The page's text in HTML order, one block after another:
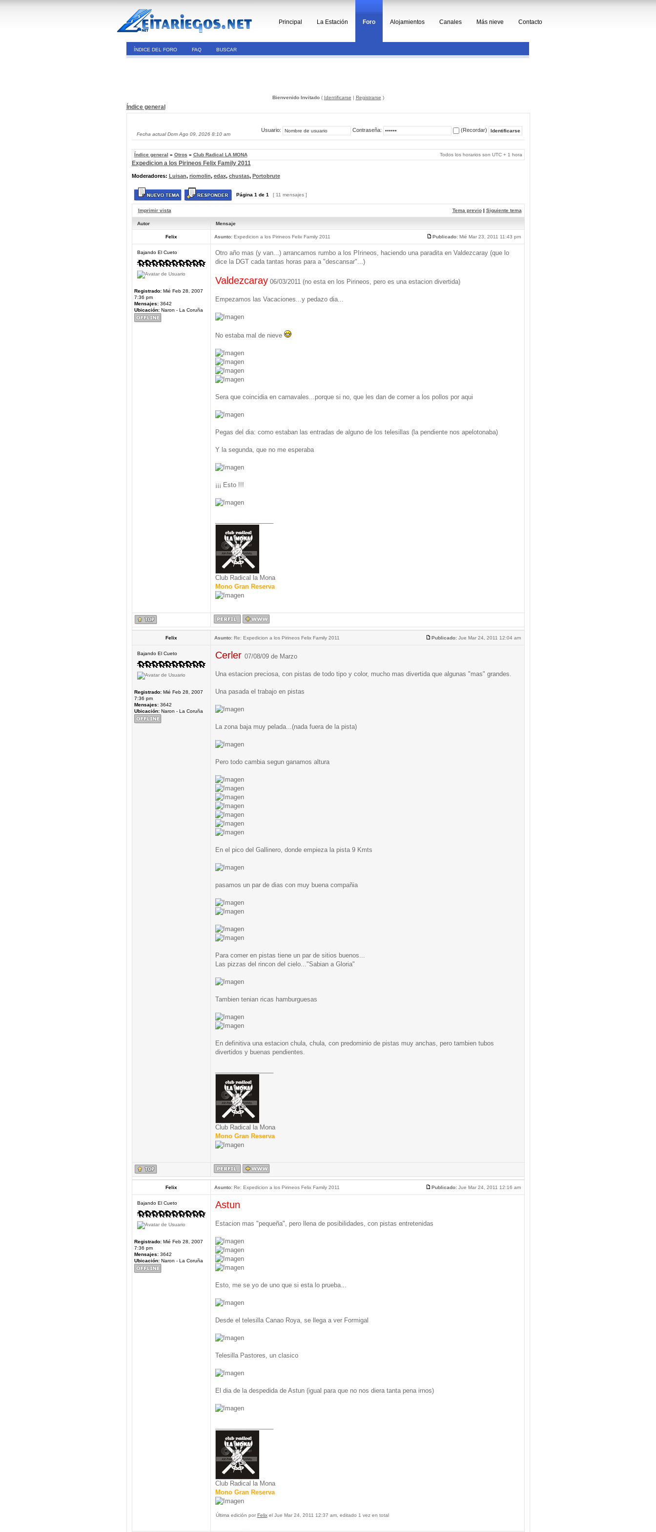
Principal La Estación Foro Alojamientos Canales Más nieve Contacto
ÍNDICE DEL FORO FAQ BUSCAR
Bienvenido Invitado( Identificarse | Registrarse )
Índice general
Fecha actual Dom Ago 09, 2026 8:10 am
Usuario: Contraseña: (Recordar)
Índice general » Otros » Club Radical LA MONA Todos los horarios son UTC + 1 hora
Expedicion a los Pirineos Felix Family 2011
Moderadores: Luisan, riomolin, edax, chustas, Portobrute
Página 1 de 1 [ 11 mensajes ]
Imprimir vista Tema previo| Siguiente tema
Autor Mensaje
Felix Asunto:Expedicion a los Pirineos Felix Family 2011 Publicado:Mié Mar 23, 2011 11:43 pm
Bajando El Cueto
Registrado:Mié Feb 28, 2007
7:36 pm
Mensajes:3642
Ubicación:Naron - La Coruña
Otro año mas (y van...) arrancamos rumbo a los PIrineos, haciendo una paradita en Valdezcaray (que lo
dice la DGT cada tantas horas para a "descansar"...)
Valdezcaray06/03/2011 (no esta en los Pirineos, pero es una estacion divertida)
Empezamos las Vacaciones...y pedazo dia...
No estaba mal de nieve
Sera que coincidia en carnavales...porque si no, que les dan de comer a los pollos por aqui
Pegas del dia: como estaban las entradas de alguno de los telesillas (la pendiente nos apelotonaba)
Y la segunda, que no me esperaba
¡¡¡ Esto !!!
Club Radical la Mona
Mono Gran Reserva
Felix Asunto:Re: Expedicion a los Pirineos Felix Family 2011 Publicado:Jue Mar 24, 2011 12:04 am
Bajando El Cueto
Registrado:Mié Feb 28, 2007
7:36 pm
Mensajes:3642
Ubicación:Naron - La Coruña
Cerler 07/08/09 de Marzo
Una estacion preciosa, con pistas de todo tipo y color, mucho mas divertida que algunas "mas" grandes.
Una pasada el trabajo en pistas
La zona baja muy pelada...(nada fuera de la pista)
Pero todo cambia segun ganamos altura
En el pico del Gallinero, donde empieza la pista 9 Kmts
pasamos un par de dias con muy buena compañia
Para comer en pistas tiene un par de sitios buenos...
Las pizzas del rincon del cielo..."Sabian a Gloria"
Tambien tenian ricas hamburguesas
En definitiva una estacion chula, chula, con predominio de pistas muy anchas, pero tambien tubos
divertidos y buenas pendientes.
Club Radical la Mona
Mono Gran Reserva
Felix Asunto:Re: Expedicion a los Pirineos Felix Family 2011 Publicado:Jue Mar 24, 2011 12:16 am
Bajando El Cueto
Registrado:Mié Feb 28, 2007
7:36 pm
Mensajes:3642
Ubicación:Naron - La Coruña
Astun
Estacion mas "pequeña", pero llena de posibilidades, con pistas entretenidas
Esto, me se yo de uno que si esta lo prueba...
Desde el telesilla Canao Roya, se llega a ver Formigal
Telesilla Pastores, un clasico
El dia de la despedida de Astun (igual para que no nos diera tanta pena irnos)
Club Radical la Mona
Mono Gran Reserva
Última edición por Felixel Jue Mar 24, 2011 12:37 am, editado 1 vez en total